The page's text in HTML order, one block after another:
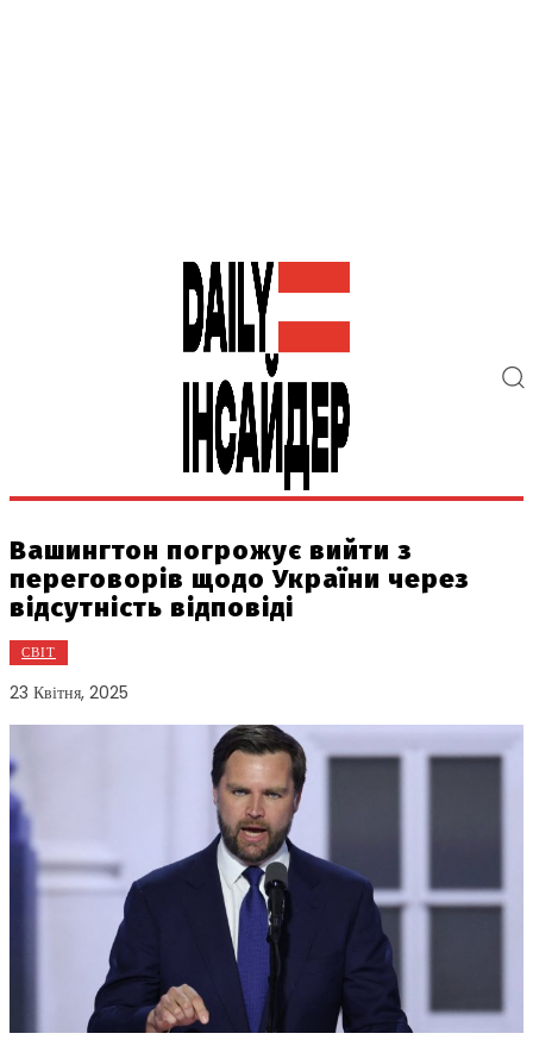
Вашингтон погрожує вийти з
переговорів щодо України через
відсутність відповіді
СВІТ
23 Квітня, 2025